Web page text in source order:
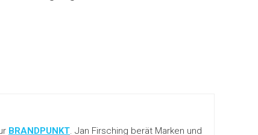
BRANDPUNKT. Jan Firsching berät Marken und